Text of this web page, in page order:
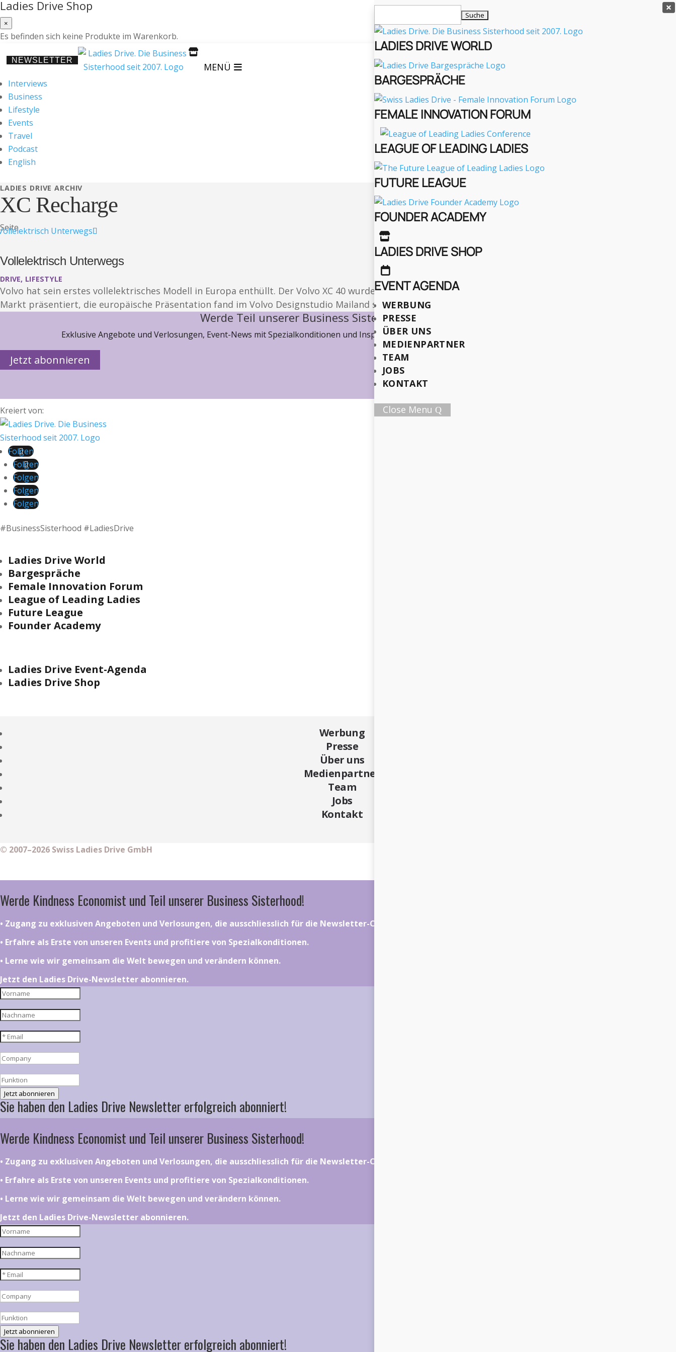
Ladies Drive Shop
×
Es befinden sich keine Produkte im Warenkorb.
NEWSLETTER

MENÜ
Interviews
Business
Lifestyle
Events
Travel
Podcast
English

nach:
LADIES DRIVE WORLD
BARGESPRÄCHE
FEMALE INNOVATION FORUM
LEAGUE OF LEADING LADIES
FUTURE LEAGUE
FOUNDER ACADEMY

LADIES DRIVE SHOP

EVENT AGENDA
WERBUNG
PRESSE
ÜBER UNS
MEDIENPARTNER
TEAM
JOBS
KONTAKT
Close Menu
LADIES DRIVE ARCHIV
XC Recharge
Seite
Vollelektrisch Unterwegs
DRIVE, LIFESTYLE
Volvo hat sein erstes vollelektrisches Modell in Europa enthüllt. Der Volvo XC 40 wurde bereits in Los Angeles dem amerikanischen
Markt präsentiert, die europäische Präsentation fand im Volvo Designstudio Mailand statt.
Werde Teil unserer Business Sisterhood
Exklusive Angebote und Verlosungen, Event-News mit Spezialkonditionen und Inspiration, wie wir gemeinsam die Welt bewegen.
Jetzt abonnieren
Kreiert von:
Folgen
Folgen
Folgen
Folgen
Folgen
#BusinessSisterhood #LadiesDrive
Ladies Drive World
Bargespräche
Female Innovation Forum
League of Leading Ladies
Future League
Founder Academy
Ladies Drive Event-Agenda
Ladies Drive Shop
Werbung
Presse
Über uns
Medienpartner
Team
Jobs
Kontakt
© 2007–2026 Swiss Ladies Drive GmbH
Werde Kindness Economist und Teil unserer Business Sisterhood!
•⁠ ⁠⁠Zugang zu exklusiven Angeboten und Verlosungen, die ausschliesslich für die Newsletter-Community gelten.
•⁠ ⁠⁠Erfahre als Erste von unseren Events und profitiere von Spezialkonditionen.
•⁠ ⁠⁠Lerne wie wir gemeinsam die Welt bewegen und verändern können.
Jetzt den Ladies Drive-Newsletter abonnieren.
Jetzt abonnieren
Sie haben den Ladies Drive Newsletter erfolgreich abonniert!
Werde Kindness Economist und Teil unserer Business Sisterhood!
•⁠ ⁠⁠Zugang zu exklusiven Angeboten und Verlosungen, die ausschliesslich für die Newsletter-Community gelten.
•⁠ ⁠⁠Erfahre als Erste von unseren Events und profitiere von Spezialkonditionen.
•⁠ ⁠⁠Lerne wie wir gemeinsam die Welt bewegen und verändern können.
Jetzt den Ladies Drive-Newsletter abonnieren.
Jetzt abonnieren
Sie haben den Ladies Drive Newsletter erfolgreich abonniert!